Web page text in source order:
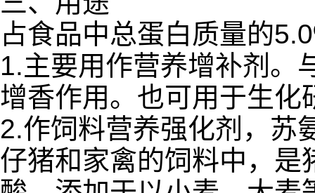
占食品中总蛋白质量的
1.主要用作营养增补剂。
增香作用。也可用于生化
2.作饲料营养强化剂，苏
仔猪和家禽的饲料中，是